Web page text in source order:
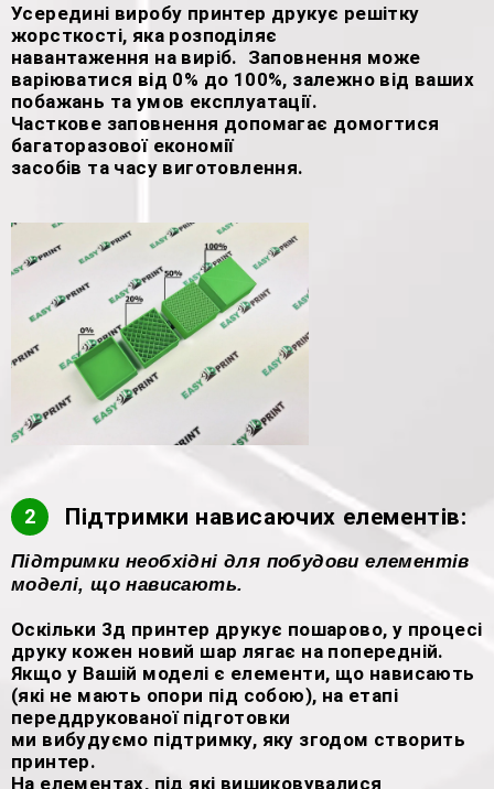
Усередині виробу принтер друкує решітку
жорсткості, яка розподіляє
навантаження на виріб. Заповнення може
варіюватися від 0% до 100%, залежно від ваших
побажань та умов експлуатації.
Часткове заповнення допомагає домогтися
багаторазової економії
засобів та часу виготовлення.
2 Підтримки нависаючих елементів:
Підтримки необхідні для побудови елементів
моделі, що нависають.
Оскільки 3д принтер друкує пошарово, у процесі
друку кожен новий шар лягає на попередній.
Якщо у Вашій моделі є елементи, що нависають
(які не мають опори під собою), на етапі
переддрукованої підготовки
ми вибудуємо підтримку, яку згодом створить
принтер.
На елементах, під які вишиковувалися